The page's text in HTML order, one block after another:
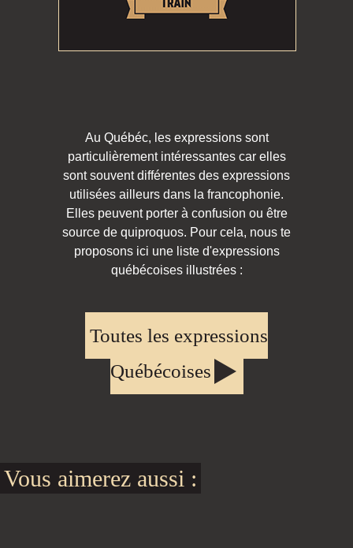
Au Québéc, les expressions sont
particulièrement intéressantes car elles
sont souvent différentes des expressions
utilisées ailleurs dans la francophonie.
Elles peuvent porter à confusion ou être
source de quiproquos. Pour cela, nous te
proposons ici une liste d'expressions
québécoises illustrées :
Toutes les expressions
Québécoises
Vous aimerez aussi :